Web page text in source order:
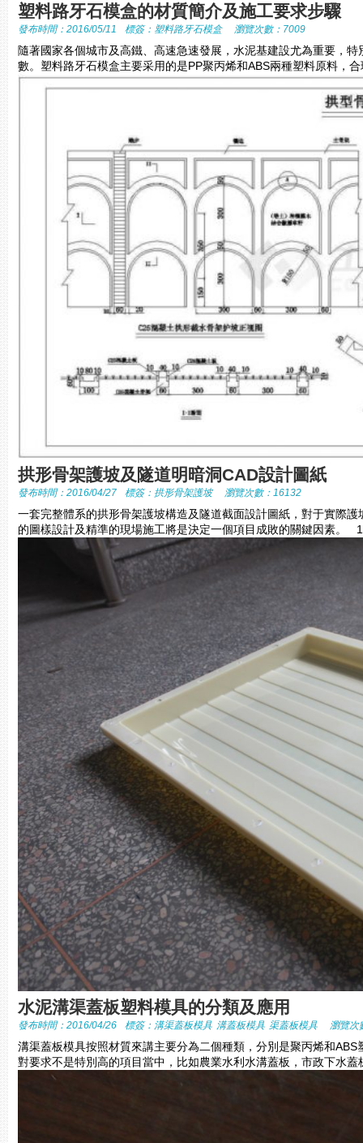
塑料路牙石模盒的材質簡介及施工要求步驟
發布時間：2016/05/11 標簽： 塑料路牙石模盒 瀏覽次數：7009
隨著國家各個城市及高鐵、高速急速發展，水泥基建設尤為重要，
數。塑料路牙石模盒主要采用的是PP聚丙烯和ABS兩種塑料原料，
拱形骨架護坡及隧道明暗洞CAD設計圖紙
發布時間：2016/04/27 標簽： 拱形骨架護坡 瀏覽次數：16132
一套完整體系的拱形骨架護坡構造及隧道截面設計圖紙，對于實際
的圖樣設計及精準的現場施工將是決定一個項目成敗的關鍵因素。
水泥溝渠蓋板塑料模具的分類及應用
發布時間：2016/04/26 標簽： 溝渠蓋板模具 溝蓋板模具 渠蓋板模具 瀏覽次
溝渠蓋板模具按照材質來講主要分為二個種類，分別是聚丙烯和
對要求不是特別高的項目當中，比如農業水利水溝蓋板，市政下水